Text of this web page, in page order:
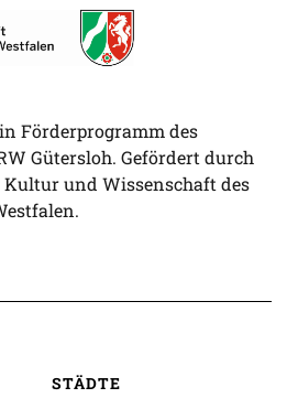
Förderprogramm des
Gütersloh. Gefördert durch
und Wissenschaft des
STÄDTE